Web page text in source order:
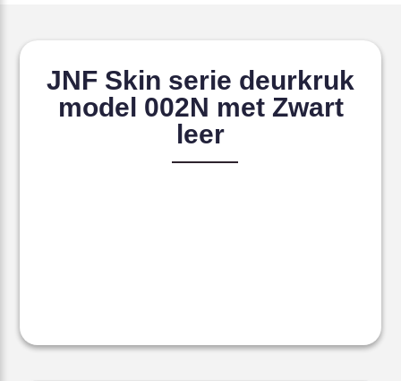
JNF Skin serie deurkruk
model 002N met Zwart
leer